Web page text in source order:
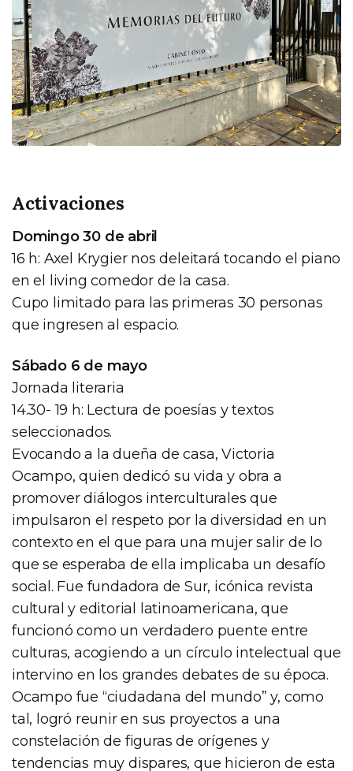
Activaciones
Domingo 30 de abril
16 h: Axel Krygier nos deleitará tocando el piano
en el living comedor de la casa.
Cupo limitado para las primeras 30 personas
que ingresen al espacio.
Sábado 6 de mayo
Jornada literaria
14.30- 19 h: Lectura de poesías y textos
seleccionados.
Evocando a la dueña de casa, Victoria
Ocampo, quien dedicó su vida y obra a
promover diálogos interculturales que
impulsaron el respeto por la diversidad en un
contexto en el que para una mujer salir de lo
que se esperaba de ella implicaba un desafío
social. Fue fundadora de Sur, icónica revista
cultural y editorial latinoamericana, que
funcionó como un verdadero puente entre
culturas, acogiendo a un círculo intelectual que
intervino en los grandes debates de su época.
Ocampo fue “ciudadana del mundo” y, como
tal, logró reunir en sus proyectos a una
constelación de figuras de orígenes y
tendencias muy dispares, que hicieron de esta